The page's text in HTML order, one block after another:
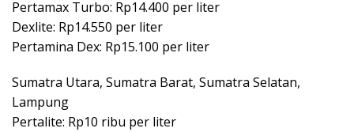
Pertamax Turbo: Rp14.400 per liter
Dexlite: Rp14.550 per liter
Pertamina Dex: Rp15.100 per liter
Sumatra Utara, Sumatra Barat, Sumatra Selatan,
Lampung
Pertalite: Rp10 ribu per liter